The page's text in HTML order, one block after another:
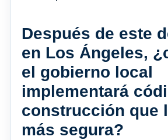
Después de este
en Los Ángeles,
el gobierno local
implementará
construcción que
más segura?